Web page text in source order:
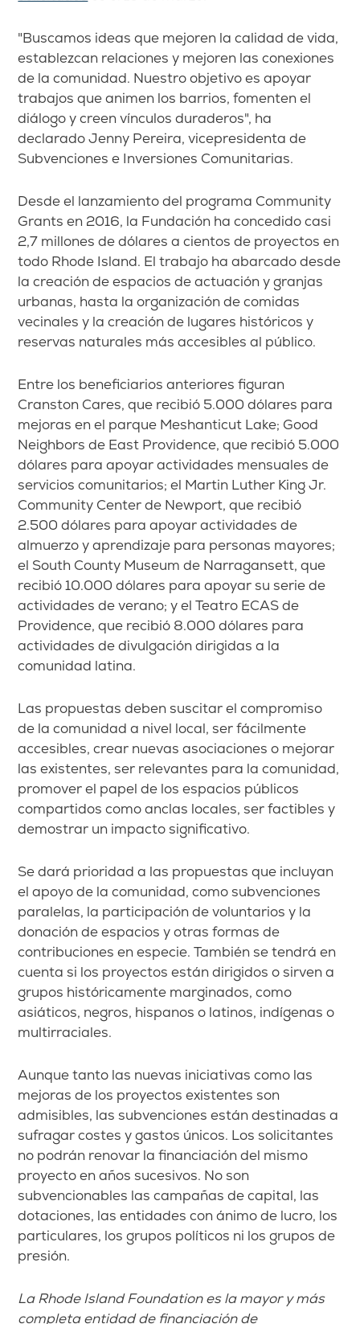
"Buscamos ideas que mejoren la calidad de vida,
establezcan relaciones y mejoren las conexiones
de la comunidad. Nuestro objetivo es apoyar
trabajos que animen los barrios, fomenten el
diálogo y creen vínculos duraderos", ha
declarado Jenny Pereira, vicepresidenta de
Subvenciones e Inversiones Comunitarias.
Desde el lanzamiento del programa Community
Grants en 2016, la Fundación ha concedido casi
2,7 millones de dólares a cientos de proyectos en
todo Rhode Island. El trabajo ha abarcado desde
la creación de espacios de actuación y granjas
urbanas, hasta la organización de comidas
vecinales y la creación de lugares históricos y
reservas naturales más accesibles al público.
Entre los beneficiarios anteriores figuran
Cranston Cares, que recibió 5.000 dólares para
mejoras en el parque Meshanticut Lake; Good
Neighbors de East Providence, que recibió 5.000
dólares para apoyar actividades mensuales de
servicios comunitarios; el Martin Luther King Jr.
Community Center de Newport, que recibió
2.500 dólares para apoyar actividades de
almuerzo y aprendizaje para personas mayores;
el South County Museum de Narragansett, que
recibió 10.000 dólares para apoyar su serie de
actividades de verano; y el Teatro ECAS de
Providence, que recibió 8.000 dólares para
actividades de divulgación dirigidas a la
comunidad latina.
Las propuestas deben suscitar el compromiso
de la comunidad a nivel local, ser fácilmente
accesibles, crear nuevas asociaciones o mejorar
las existentes, ser relevantes para la comunidad,
promover el papel de los espacios públicos
compartidos como anclas locales, ser factibles y
demostrar un impacto significativo.
Se dará prioridad a las propuestas que incluyan
el apoyo de la comunidad, como subvenciones
paralelas, la participación de voluntarios y la
donación de espacios y otras formas de
contribuciones en especie. También se tendrá en
cuenta si los proyectos están dirigidos o sirven a
grupos históricamente marginados, como
asiáticos, negros, hispanos o latinos, indígenas o
multirraciales.
Aunque tanto las nuevas iniciativas como las
mejoras de los proyectos existentes son
admisibles, las subvenciones están destinadas a
sufragar costes y gastos únicos. Los solicitantes
no podrán renovar la financiación del mismo
proyecto en años sucesivos. No son
subvencionables las campañas de capital, las
dotaciones, las entidades con ánimo de lucro, los
particulares, los grupos políticos ni los grupos de
presión.
La Rhode Island Foundation es la mayor y más
completa entidad de financiación de